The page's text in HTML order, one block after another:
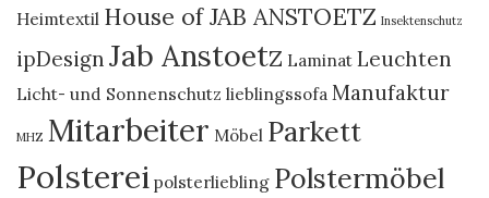
Heimtextil House of JAB ANSTOETZ Insektenschutz
ipDesign Jab Anstoetz Laminat Leuchten
Licht- und Sonnenschutz lieblingssofa Manufaktur
MHZ Mitarbeiter Möbel Parkett
Polsterei polsterliebling Polstermöbel